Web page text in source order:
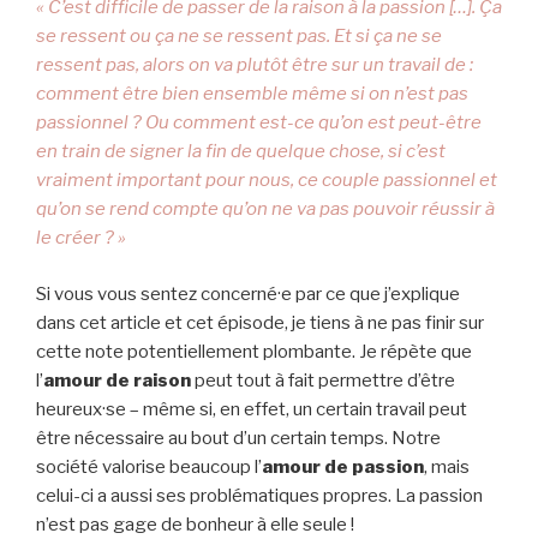
« C’est difficile de passer de la raison à la passion […]. Ça
se ressent ou ça ne se ressent pas. Et si ça ne se
ressent pas, alors on va plutôt être sur un travail de :
comment être bien ensemble même si on n’est pas
passionnel ? Ou comment est-ce qu’on est peut-être
en train de signer la fin de quelque chose, si c’est
vraiment important pour nous, ce couple passionnel et
qu’on se rend compte qu’on ne va pas pouvoir réussir à
le créer ? »
Si vous vous sentez concerné·e par ce que j’explique
dans cet article et cet épisode, je tiens à ne pas finir sur
cette note potentiellement plombante. Je répète que
l’amour de raisonpeut tout à fait permettre d’être
heureux·se – même si, en effet, un certain travail peut
être nécessaire au bout d’un certain temps. Notre
société valorise beaucoup l’amour de passion, mais
celui-ci a aussi ses problématiques propres. La passion
n’est pas gage de bonheur à elle seule !